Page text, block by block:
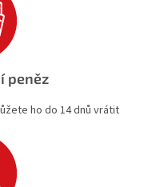
peněz
ho do 14 dnů vrátit